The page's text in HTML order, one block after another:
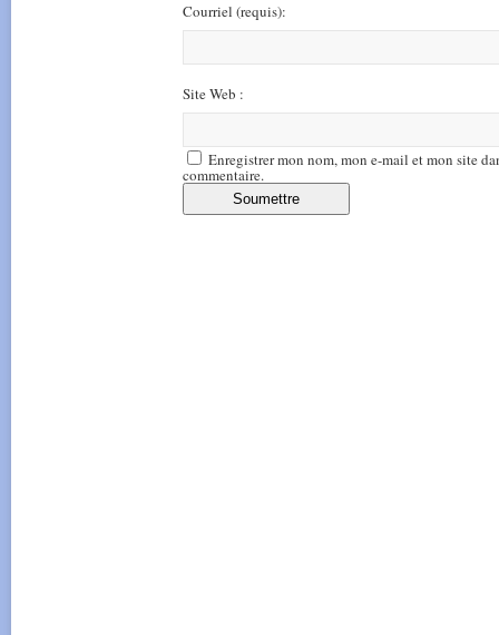
Courriel (requis):
Site Web :
Enregistrer mon nom, mon e-mail et mon site
commentaire.